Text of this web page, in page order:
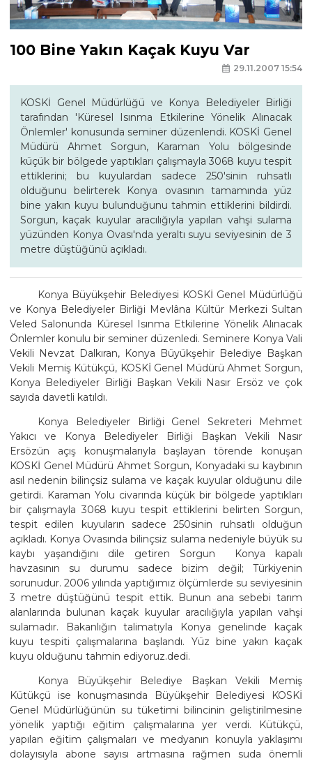
100 Bine Yakın Kaçak Kuyu Var
29.11.2007 15:54
KOSKİ Genel Müdürlüğü ve Konya Belediyeler Birliği
tarafından 'Küresel Isınma Etkilerine Yönelik Alınacak
Önlemler' konusunda seminer düzenlendi. KOSKİ Genel
Müdürü Ahmet Sorgun, Karaman Yolu bölgesinde
küçük bir bölgede yaptıkları çalışmayla 3068 kuyu tespit
ettiklerini; bu kuyulardan sadece 250'sinin ruhsatlı
olduğunu belirterek Konya ovasının tamamında yüz
bine yakın kuyu bulunduğunu tahmin ettiklerini bildirdi.
Sorgun, kaçak kuyular aracılığıyla yapılan vahşi sulama
yüzünden Konya Ovası'nda yeraltı suyu seviyesinin de 3
metre düştüğünü açıkladı.
Konya Büyükşehir Belediyesi KOSKİ Genel Müdürlüğü
ve Konya Belediyeler Birliği Mevlâna Kültür Merkezi Sultan
Veled Salonunda Küresel Isınma Etkilerine Yönelik Alınacak
Önlemler konulu bir seminer düzenledi. Seminere Konya Vali
Vekili Nevzat Dalkıran, Konya Büyükşehir Belediye Başkan
Vekili Memiş Kütükçü, KOSKİ Genel Müdürü Ahmet Sorgun,
Konya Belediyeler Birliği Başkan Vekili Nasır Ersöz ve çok
sayıda davetli katıldı.
Konya Belediyeler Birliği Genel Sekreteri Mehmet
Yakıcı ve Konya Belediyeler Birliği Başkan Vekili Nasır
Ersözün açış konuşmalarıyla başlayan törende konuşan
KOSKİ Genel Müdürü Ahmet Sorgun, Konyadaki su kaybının
asıl nedenin bilinçsiz sulama ve kaçak kuyular olduğunu dile
getirdi. Karaman Yolu civarında küçük bir bölgede yaptıkları
bir çalışmayla 3068 kuyu tespit ettiklerini belirten Sorgun,
tespit edilen kuyuların sadece 250sinin ruhsatlı olduğun
açıkladı. Konya Ovasında bilinçsiz sulama nedeniyle büyük su
kaybı yaşandığını dile getiren Sorgun  Konya kapalı
havzasının su durumu sadece bizim değil; Türkiyenin
sorunudur. 2006 yılında yaptığımız ölçümlerde su seviyesinin
3 metre düştüğünü tespit ettik. Bunun ana sebebi tarım
alanlarında bulunan kaçak kuyular aracılığıyla yapılan vahşi
sulamadır. Bakanlığın talimatıyla Konya genelinde kaçak
kuyu tespiti çalışmalarına başlandı. Yüz bine yakın kaçak
kuyu olduğunu tahmin ediyoruz.dedi.
Konya Büyükşehir Belediye Başkan Vekili Memiş
Kütükçü ise konuşmasında Büyükşehir Belediyesi KOSKİ
Genel Müdürlüğünün su tüketimi bilincinin geliştirilmesine
yönelik yaptığı eğitim çalışmalarına yer verdi. Kütükçü,
yapılan eğitim çalışmaları ve medyanın konuyla yaklaşımı
dolayısıyla abone sayısı artmasına rağmen suda önemli